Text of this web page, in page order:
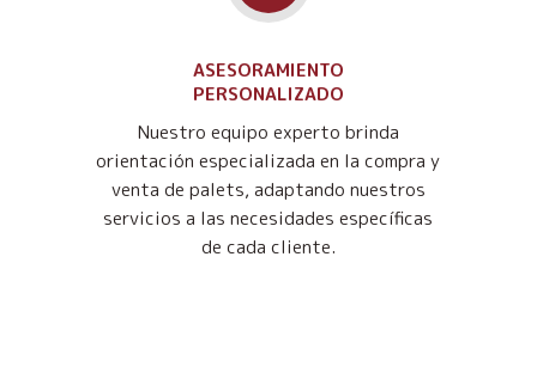
ASESORAMIENTO
PERSONALIZADO
Nuestro equipo experto brinda
orientación especializada en la compra y
venta de palets, adaptando nuestros
servicios a las necesidades específicas
de cada cliente.